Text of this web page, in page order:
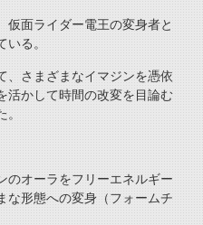
仮面ライダー電王の変身者と
いる。
、さまざまなイマジンを憑依
活かして時間の改変を目論む
のオーラをフリーエネルギー
な形態への変身（フォームチ